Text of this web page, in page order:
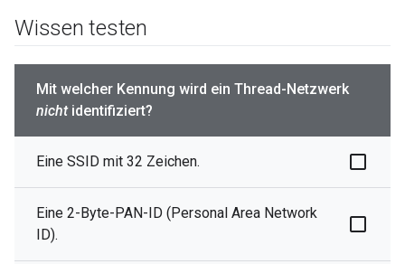
Wissen testen
Mit welcher Kennung wird ein Thread-Netzwerk
nichtidentifiziert?
Eine SSID mit 32 Zeichen.
Eine 2-Byte-PAN-ID (Personal Area Network
ID).